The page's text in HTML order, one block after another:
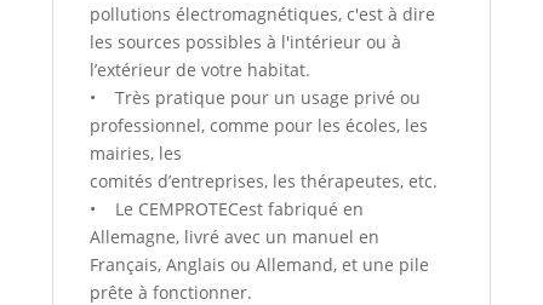
pollutions électromagnétiques, c'est à dire
les sources possibles à l'intérieur ou à
l’extérieur de votre habitat.
• Très pratique pour un usage privé ou
professionnel, comme pour les écoles, les
mairies, les
comités d’entreprises, les thérapeutes, etc.
• Le CEMPROTECest fabriqué en
Allemagne, livré avec un manuel en
Français, Anglais ou Allemand, et une pile
prête à fonctionner.